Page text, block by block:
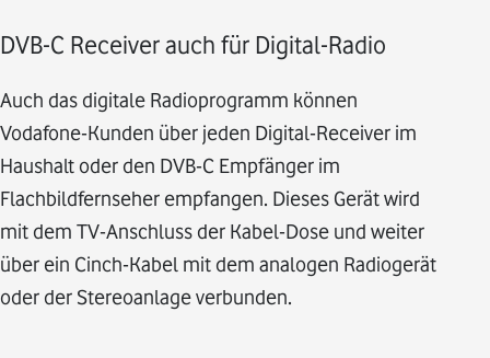
DVB-C Receiver auch für Digital-Radio
Auch das digitale Radioprogramm können
Vodafone-Kunden über jeden Digital-Receiver im
Haushalt oder den DVB-C Empfänger im
Flachbildfernseher empfangen. Dieses Gerät wird
mit dem TV-Anschluss der Kabel-Dose und weiter
über ein Cinch-Kabel mit dem analogen Radiogerät
oder der Stereoanlage verbunden.